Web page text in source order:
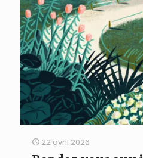
22 avril 2026